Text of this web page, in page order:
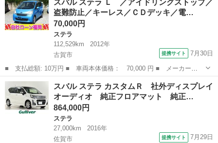
ネルバン ハイルーフ ＭＴ ＥＴＣ エアコン 運転席エアバッ
グ 助手席エアバッ...
スバル ステラ Ｌ ／アイドリングストップ／
盗難防止／キーレス／ＣＤデッキ／電…
70,000円
ステラ
112,529km
2012年
古賀市
提携サイト 7月30日
■ 支払総額: 10万円 ■ 車両本体価格： 70,000 円 ■ メーカー
名： スバル ■ 車種名： ステラ ■ グレード名： Ｌ ／アイド
リングストップ／盗難防止／キーレス／ＣＤデッキ／電格ミラー／タ
イミングチェーン ...
福岡 古賀市
スバル ステラ カスタムＲ 社外ディスプレイ
オーディオ 純正フロアマット 純正…
864,000円
ステラ
27,000km
2016年
佐賀市
提携サイト 7月29日